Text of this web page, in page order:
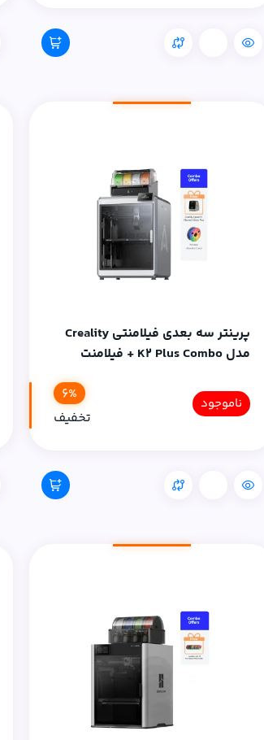
پرینتر سه بعدی فیلامنتی Creality
مدل K2 Plus Combo + فیلامنت
خشک کن دوتایی+ ۱عدد فیلامنت
PLA Basic
ناموجود
6%
تخفیف